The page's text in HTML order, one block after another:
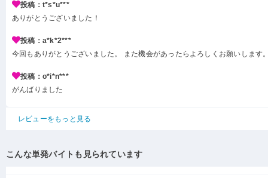
投稿：t*s*u***
ありがとうございました！
投稿：a*k*2***
今回もありがとうございました。 また機会があったらよろしくお願いします
投稿：o*i*n***
がんばりました
レビューをもっと見る
こんな単発バイトも見られています